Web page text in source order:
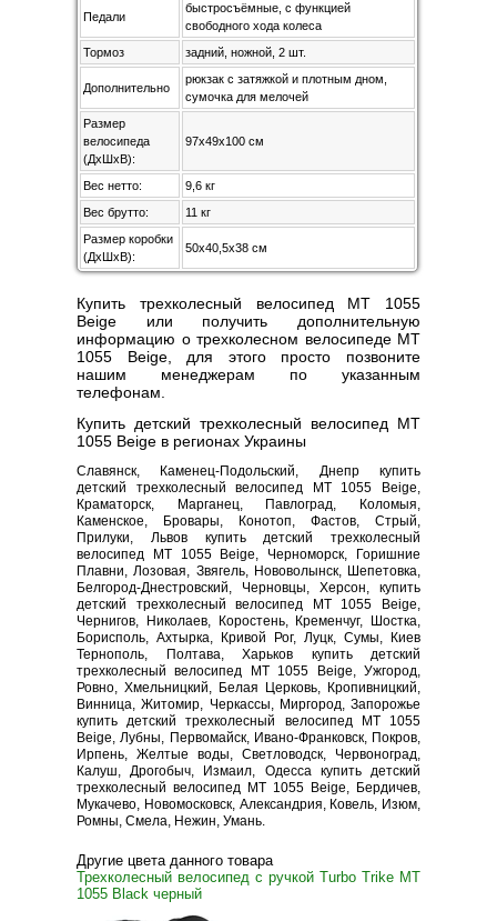
Педали
быстросъёмные, с функцией
свободного хода колеса
Тормоз
задний, ножной, 2 шт.
Дополнительно
рюкзак с затяжкой и плотным дном,
сумочка для мелочей
Размер
велосипеда
(ДхШхВ):
97x49x100 см
Вес нетто:
9,6 кг
Вес брутто:
11 кг
Размер коробки
(ДхШхВ):
50x40,5x38 см
Купить трехколесный велосипед MT 1055
Beige или получить дополнительную
информацию о трехколесном велосипеде MT
1055 Beige, для этого просто позвоните
нашим менеджерам по указанным
телефонам.
Купить детский трехколесный велосипед MT
1055 Beige в регионах Украины
Славянск, Каменец-Подольский, Днепр купить
детский трехколесный велосипед MT 1055 Beige,
Краматорск, Марганец, Павлоград, Коломыя,
Каменское, Бровары, Конотоп, Фастов, Стрый,
Прилуки, Львов купить детский трехколесный
велосипед MT 1055 Beige, Черноморск, Горишние
Плавни, Лозовая, Звягель, Нововолынск, Шепетовка,
Белгород-Днестровский, Черновцы, Херсон, купить
детский трехколесный велосипед MT 1055 Beige,
Чернигов, Николаев, Коростень, Кременчуг, Шостка,
Борисполь, Ахтырка, Кривой Рог, Луцк, Сумы, Киев
Тернополь, Полтава, Харьков купить детский
трехколесный велосипед MT 1055 Beige, Ужгород,
Ровно, Хмельницкий, Белая Церковь, Кропивницкий,
Винница, Житомир, Черкассы, Миргород, Запорожье
купить детский трехколесный велосипед MT 1055
Beige, Лубны, Первомайск, Ивано-Франковск, Покров,
Ирпень, Желтые воды, Светловодск, Червоноград,
Калуш, Дрогобыч, Измаил, Одесса купить детский
трехколесный велосипед MT 1055 Beige, Бердичев,
Мукачево, Новомосковск, Александрия, Ковель, Изюм,
Ромны, Смела, Нежин, Умань.
Другие цвета данного товара
Трехколесный велосипед с ручкой Turbo Trike MT
1055 Black черный